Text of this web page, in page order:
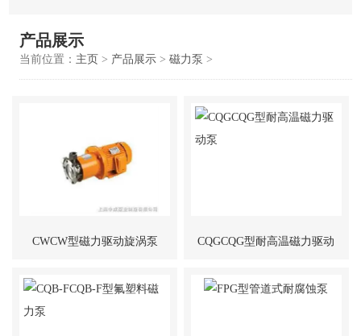
产品展示
当前位置： 主页 > 产品展示> 磁力泵 >
CWCW型磁力驱动旋涡泵 CQGCQG型耐高温磁力驱动